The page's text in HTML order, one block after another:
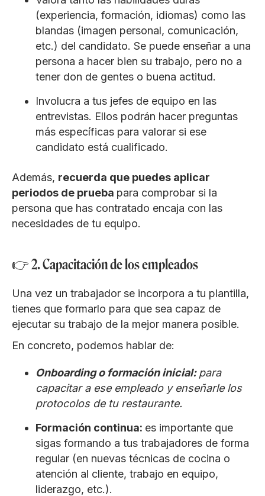
(experiencia, formación, idiomas) como las
blandas (imagen personal, comunicación,
etc.) del candidato. Se puede enseñar a una
persona a hacer bien su trabajo, pero no a
tener don de gentes o buena actitud.
Involucra a tus jefes de equipo en las
entrevistas. Ellos podrán hacer preguntas
más específicas para valorar si ese
candidato está cualificado.
Además, recuerda que puedes aplicar
periodos de prueba para comprobar si la
persona que has contratado encaja con las
necesidades de tu equipo.
👉 2. Capacitación de los empleados
Una vez un trabajador se incorpora a tu plantilla,
tienes que formarlo para que sea capaz de
ejecutar su trabajo de la mejor manera posible.
En concreto, podemos hablar de:
Onboarding o formación inicial:para
capacitar a ese empleado y enseñarle los
protocolos de tu restaurante.
Formación continua: es importante que
sigas formando a tus trabajadores de forma
regular (en nuevas técnicas de cocina o
atención al cliente, trabajo en equipo,
liderazgo, etc.).